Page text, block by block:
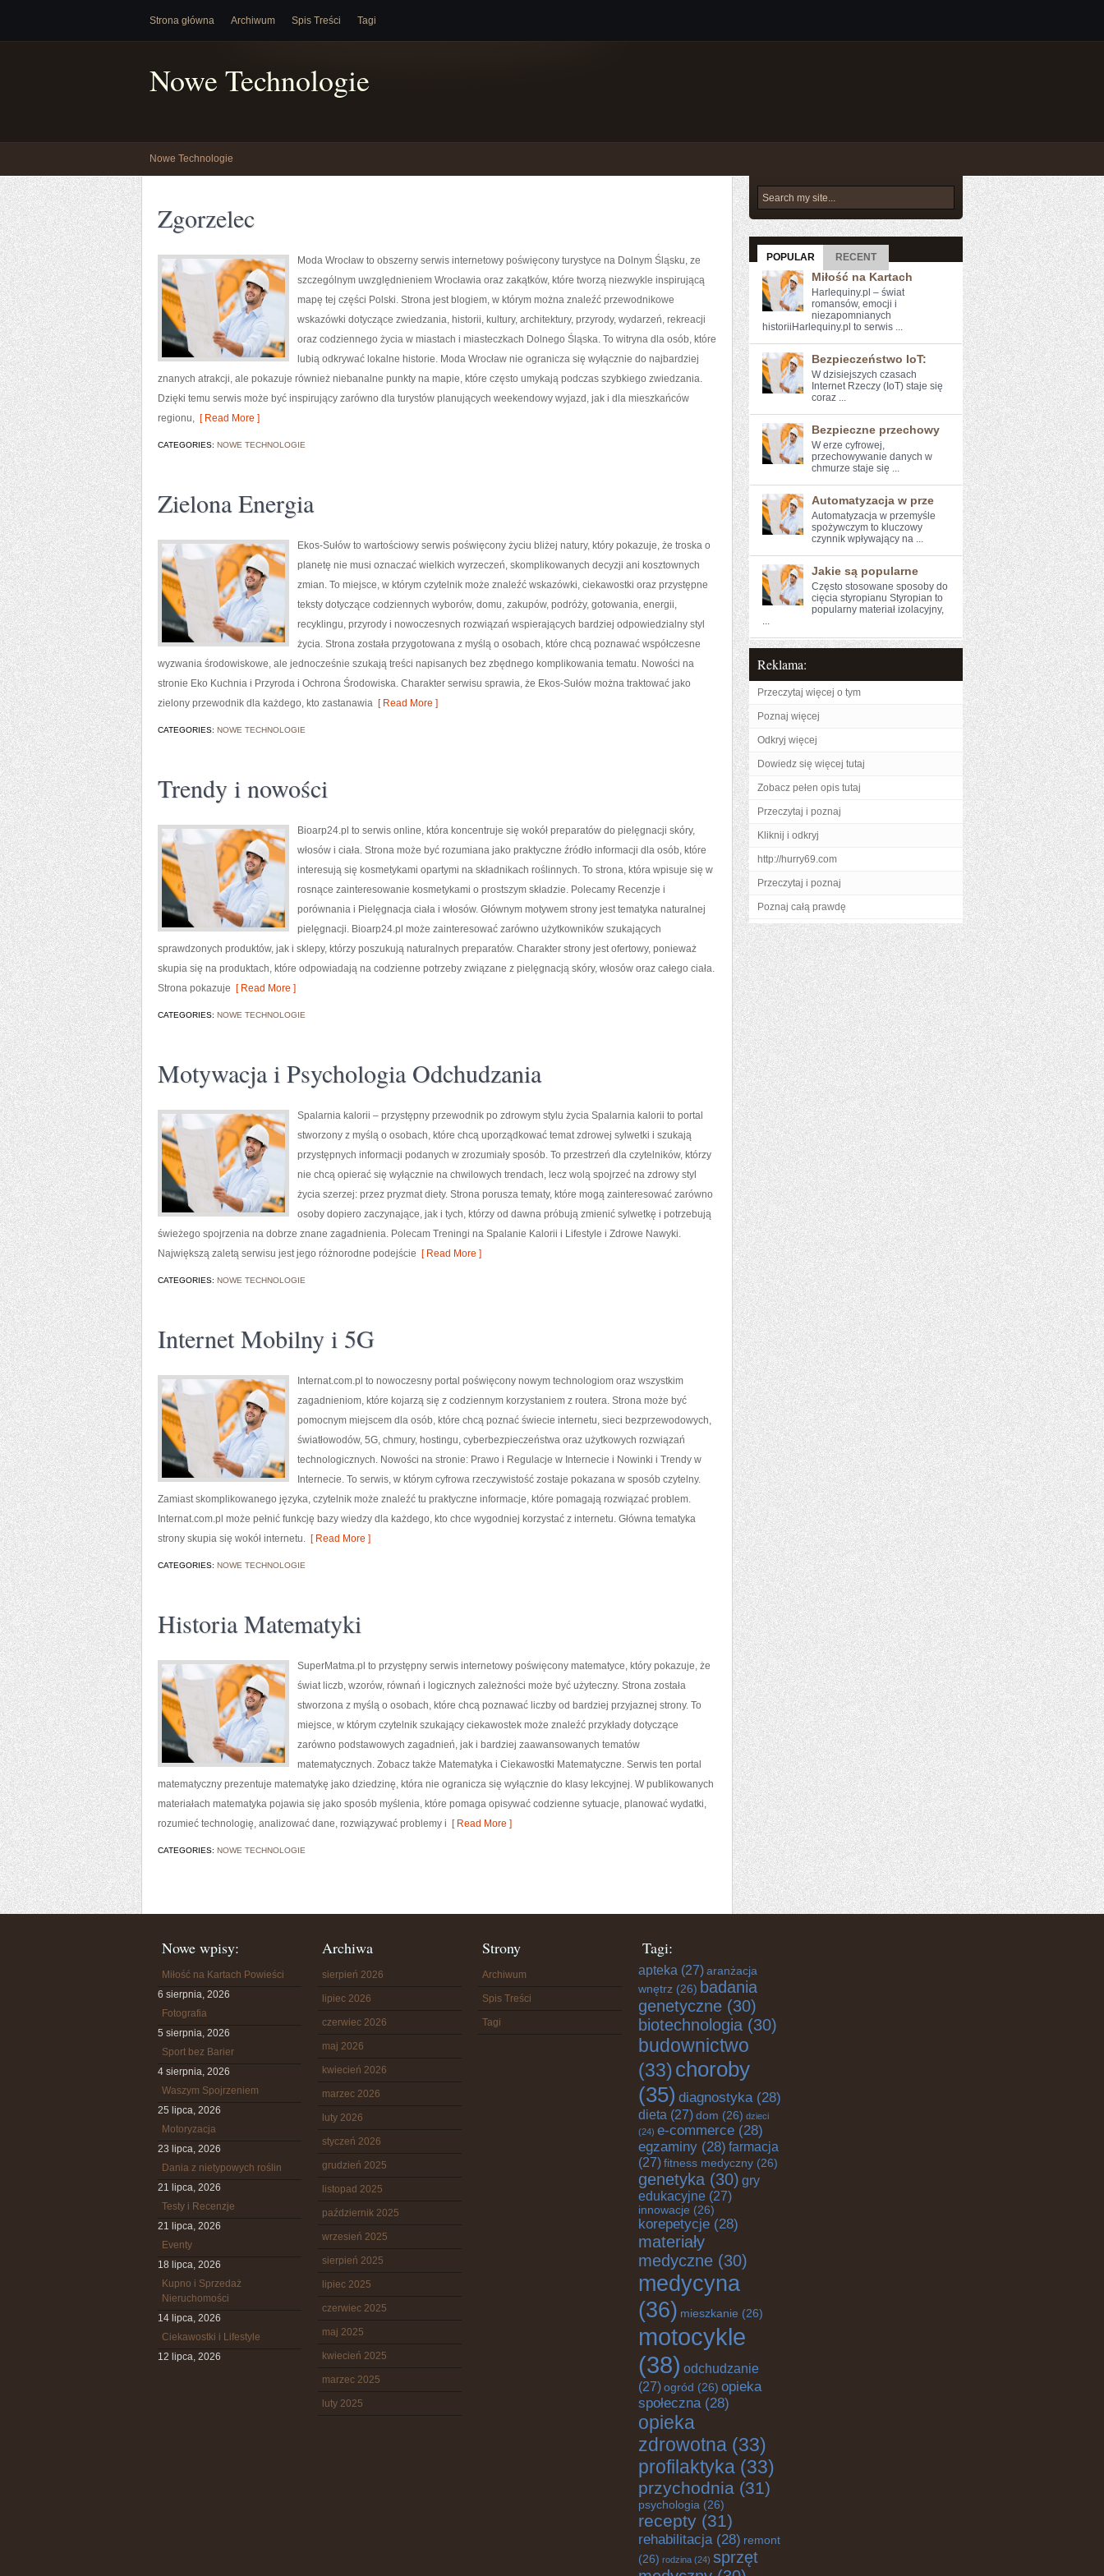
Strona główna Archiwum Spis Treści Tagi
Nowe Technologie
Nowe Technologie
Zgorzelec
Moda Wrocław to obszerny serwis internetowy poświęcony turystyce na Dolnym Śląsku, ze
szczególnym uwzględnieniem Wrocławia oraz zakątków, które tworzą niezwykle inspirującą
mapę tej części Polski. Strona jest blogiem, w którym można znaleźć przewodnikowe
wskazówki dotyczące zwiedzania, historii, kultury, architektury, przyrody, wydarzeń, rekreacji
oraz codziennego życia w miastach i miasteczkach Dolnego Śląska. To witryna dla osób, które
lubią odkrywać lokalne historie. Moda Wrocław nie ogranicza się wyłącznie do najbardziej
znanych atrakcji, ale pokazuje również niebanalne punkty na mapie, które często umykają podczas szybkiego zwiedzania.
Dzięki temu serwis może być inspirujący zarówno dla turystów planujących weekendowy wyjazd, jak i dla mieszkańców
regionu, [ Read More ]
CATEGORIES: NOWE TECHNOLOGIE
Zielona Energia
Ekos-Sułów to wartościowy serwis poświęcony życiu bliżej natury, który pokazuje, że troska o
planetę nie musi oznaczać wielkich wyrzeczeń, skomplikowanych decyzji ani kosztownych
zmian. To miejsce, w którym czytelnik może znaleźć wskazówki, ciekawostki oraz przystępne
teksty dotyczące codziennych wyborów, domu, zakupów, podróży, gotowania, energii,
recyklingu, przyrody i nowoczesnych rozwiązań wspierających bardziej odpowiedzialny styl
życia. Strona została przygotowana z myślą o osobach, które chcą poznawać współczesne
wyzwania środowiskowe, ale jednocześnie szukają treści napisanych bez zbędnego komplikowania tematu. Nowości na
stronie Eko Kuchnia i Przyroda i Ochrona Środowiska. Charakter serwisu sprawia, że Ekos-Sułów można traktować jako
zielony przewodnik dla każdego, kto zastanawia [ Read More ]
CATEGORIES: NOWE TECHNOLOGIE
Trendy i nowości
Bioarp24.pl to serwis online, która koncentruje się wokół preparatów do pielęgnacji skóry,
włosów i ciała. Strona może być rozumiana jako praktyczne źródło informacji dla osób, które
interesują się kosmetykami opartymi na składnikach roślinnych. To strona, która wpisuje się w
rosnące zainteresowanie kosmetykami o prostszym składzie. Polecamy Recenzje i
porównania i Pielęgnacja ciała i włosów. Głównym motywem strony jest tematyka naturalnej
pielęgnacji. Bioarp24.pl może zainteresować zarówno użytkowników szukających
sprawdzonych produktów, jak i sklepy, którzy poszukują naturalnych preparatów. Charakter strony jest ofertowy, ponieważ
skupia się na produktach, które odpowiadają na codzienne potrzeby związane z pielęgnacją skóry, włosów oraz całego ciała.
Strona pokazuje [ Read More ]
CATEGORIES: NOWE TECHNOLOGIE
Motywacja i Psychologia Odchudzania
Spalarnia kalorii – przystępny przewodnik po zdrowym stylu życia Spalarnia kalorii to portal
stworzony z myślą o osobach, które chcą uporządkować temat zdrowej sylwetki i szukają
przystępnych informacji podanych w zrozumiały sposób. To przestrzeń dla czytelników, którzy
nie chcą opierać się wyłącznie na chwilowych trendach, lecz wolą spojrzeć na zdrowy styl
życia szerzej: przez pryzmat diety. Strona porusza tematy, które mogą zainteresować zarówno
osoby dopiero zaczynające, jak i tych, którzy od dawna próbują zmienić sylwetkę i potrzebują
świeżego spojrzenia na dobrze znane zagadnienia. Polecam Treningi na Spalanie Kalorii i Lifestyle i Zdrowe Nawyki.
Największą zaletą serwisu jest jego różnorodne podejście [ Read More ]
CATEGORIES: NOWE TECHNOLOGIE
Internet Mobilny i 5G
Internat.com.pl to nowoczesny portal poświęcony nowym technologiom oraz wszystkim
zagadnieniom, które kojarzą się z codziennym korzystaniem z routera. Strona może być
pomocnym miejscem dla osób, które chcą poznać świecie internetu, sieci bezprzewodowych,
światłowodów, 5G, chmury, hostingu, cyberbezpieczeństwa oraz użytkowych rozwiązań
technologicznych. Nowości na stronie: Prawo i Regulacje w Internecie i Nowinki i Trendy w
Internecie. To serwis, w którym cyfrowa rzeczywistość zostaje pokazana w sposób czytelny.
Zamiast skomplikowanego języka, czytelnik może znaleźć tu praktyczne informacje, które pomagają rozwiązać problem.
Internat.com.pl może pełnić funkcję bazy wiedzy dla każdego, kto chce wygodniej korzystać z internetu. Główna tematyka
strony skupia się wokół internetu. [ Read More ]
CATEGORIES: NOWE TECHNOLOGIE
Historia Matematyki
SuperMatma.pl to przystępny serwis internetowy poświęcony matematyce, który pokazuje, że
świat liczb, wzorów, równań i logicznych zależności może być użyteczny. Strona została
stworzona z myślą o osobach, które chcą poznawać liczby od bardziej przyjaznej strony. To
miejsce, w którym czytelnik szukający ciekawostek może znaleźć przykłady dotyczące
zarówno podstawowych zagadnień, jak i bardziej zaawansowanych tematów
matematycznych. Zobacz także Matematyka i Ciekawostki Matematyczne. Serwis ten portal
matematyczny prezentuje matematykę jako dziedzinę, która nie ogranicza się wyłącznie do klasy lekcyjnej. W publikowanych
materiałach matematyka pojawia się jako sposób myślenia, które pomaga opisywać codzienne sytuacje, planować wydatki,
rozumieć technologię, analizować dane, rozwiązywać problemy i [ Read More ]
CATEGORIES: NOWE TECHNOLOGIE
POPULAR RECENT
Miłość na Kartach
Harlequiny.pl – świat
romansów, emocji i
niezapomnianych
historiiHarlequiny.pl to serwis ...
Bezpieczeństwo IoT:
W dzisiejszych ​czasach
Internet Rzeczy (IoT) ⁤staje się
⁤coraz ...
Bezpieczne przechowy
W erze cyfrowej,⁢
przechowywanie‍ danych w
chmurze staje się ...
Automatyzacja w prze
Automatyzacja w przemyśle
spożywczym to kluczowy⁤
czynnik wpływający na ...
Jakie są popularne
Często stosowane sposoby do
cięcia styropianu Styropian to
popularny materiał izolacyjny,
...
Reklama:
Przeczytaj więcej o tym
Poznaj więcej
Odkryj więcej
Dowiedz się więcej tutaj
Zobacz pełen opis tutaj
Przeczytaj i poznaj
Kliknij i odkryj
http://hurry69.com
Przeczytaj i poznaj
Poznaj całą prawdę
Nowe wpisy:
Miłość na Kartach Powieści
6 sierpnia, 2026
Fotografia
5 sierpnia, 2026
Sport bez Barier
4 sierpnia, 2026
Waszym Spojrzeniem
25 lipca, 2026
Motoryzacja
23 lipca, 2026
Dania z nietypowych roślin
21 lipca, 2026
Testy i Recenzje
21 lipca, 2026
Eventy
18 lipca, 2026
Kupno i Sprzedaż
Nieruchomości
14 lipca, 2026
Ciekawostki i Lifestyle
12 lipca, 2026
Archiwa
sierpień 2026
lipiec 2026
czerwiec 2026
maj 2026
kwiecień 2026
marzec 2026
luty 2026
styczeń 2026
grudzień 2025
listopad 2025
październik 2025
wrzesień 2025
sierpień 2025
lipiec 2025
czerwiec 2025
maj 2025
kwiecień 2025
marzec 2025
luty 2025
Strony
Archiwum
Spis Treści
Tagi
Tagi:
apteka (27) aranżacja
wnętrz (26) badania
genetyczne (30)
biotechnologia (30)
budownictwo
(33)choroby
(35) diagnostyka(28)
dieta (27) dom (26) dzieci
(24) e-commerce (28)
egzaminy (28) farmacja
(27) fitness medyczny (26)
genetyka (30) gry
edukacyjne (27)
innowacje (26)
korepetycje (28)
materiały
medyczne (30)
medycyna
(36) mieszkanie (26)
motocykle
(38) odchudzanie
(27) ogród (26) opieka
społeczna(28)
opieka
zdrowotna (33)
profilaktyka (33)
przychodnia (31)
psychologia (26)
recepty (31)
rehabilitacja(28) remont
(26) rodzina (24) sprzęt